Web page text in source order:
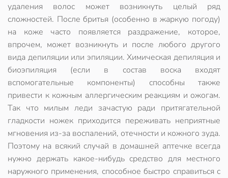
удаления волос может возникнуть целый ряд
сложностей. После бритья (особенно в жаркую погоду)
на коже часто появляется раздражение, которое,
впрочем, может возникнуть и после любого другого
вида депиляции или эпиляции. Химическая депиляция и
биоэпиляция (если в состав воска входят
вспомогательные компоненты) способны также
привести к кожным аллергическим реакциям и ожогам.
Так что милым леди зачастую ради притягательной
гладкости ножек приходится переживать неприятные
мгновения из-за воспалений, отечности и кожного зуда.
Поэтому на всякий случай в домашней аптечке всегда
нужно держать какое-нибудь средство для местного
наружного применения, способное быстро справиться с